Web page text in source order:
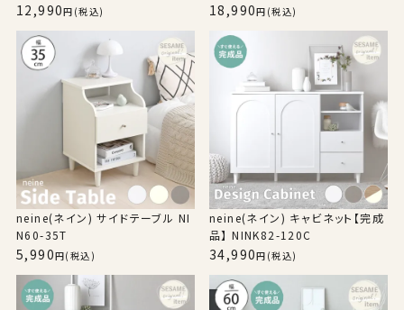
12,990 (税込) 18,990 (税込)
neine(ネイン) サイドテーブル NI
N60-35T
5,990 (税込)
neine(ネイン) キャビネット【完成
品】 NINK82-120C
34,990 (税込)